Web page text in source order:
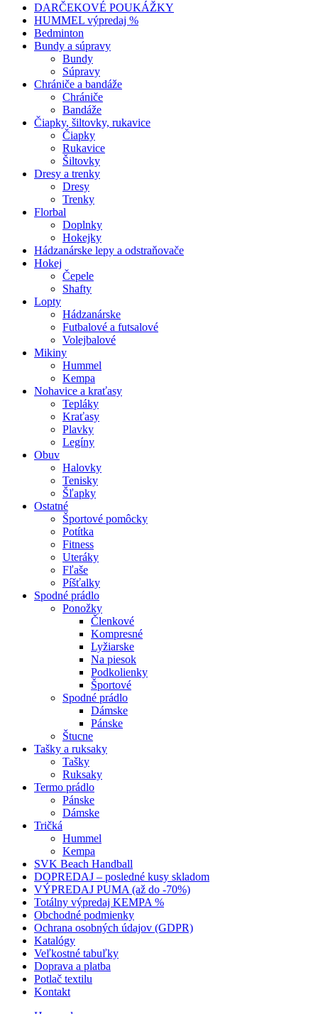
DARČEKOVÉ POUKÁŽKY
HUMMEL výpredaj %
Bedminton
Bundy a súpravy
Bundy
Súpravy
Chrániče a bandáže
Chrániče
Bandáže
Čiapky, šiltovky, rukavice
Čiapky
Rukavice
Šiltovky
Dresy a trenky
Dresy
Trenky
Florbal
Doplnky
Hokejky
Hádzanárske lepy a odstraňovače
Hokej
Čepele
Shafty
Lopty
Hádzanárske
Futbalové a futsalové
Volejbalové
Mikiny
Hummel
Kempa
Nohavice a kraťasy
Tepláky
Kraťasy
Plavky
Legíny
Obuv
Halovky
Tenisky
Šľapky
Ostatné
Športové pomôcky
Potítka
Fitness
Uteráky
Fľaše
Píšťalky
Spodné prádlo
Ponožky
Členkové
Kompresné
Lyžiarske
Na piesok
Podkolienky
Športové
Spodné prádlo
Dámske
Pánske
Štucne
Tašky a ruksaky
Tašky
Ruksaky
Termo prádlo
Pánske
Dámske
Tričká
Hummel
Kempa
SVK Beach Handball
DOPREDAJ – posledné kusy skladom
VÝPREDAJ PUMA (až do -70%)
Totálny výpredaj KEMPA %
Obchodné podmienky
Ochrana osobných údajov (GDPR)
Katalógy
Veľkostné tabuľky
Doprava a platba
Potlač textilu
Kontakt